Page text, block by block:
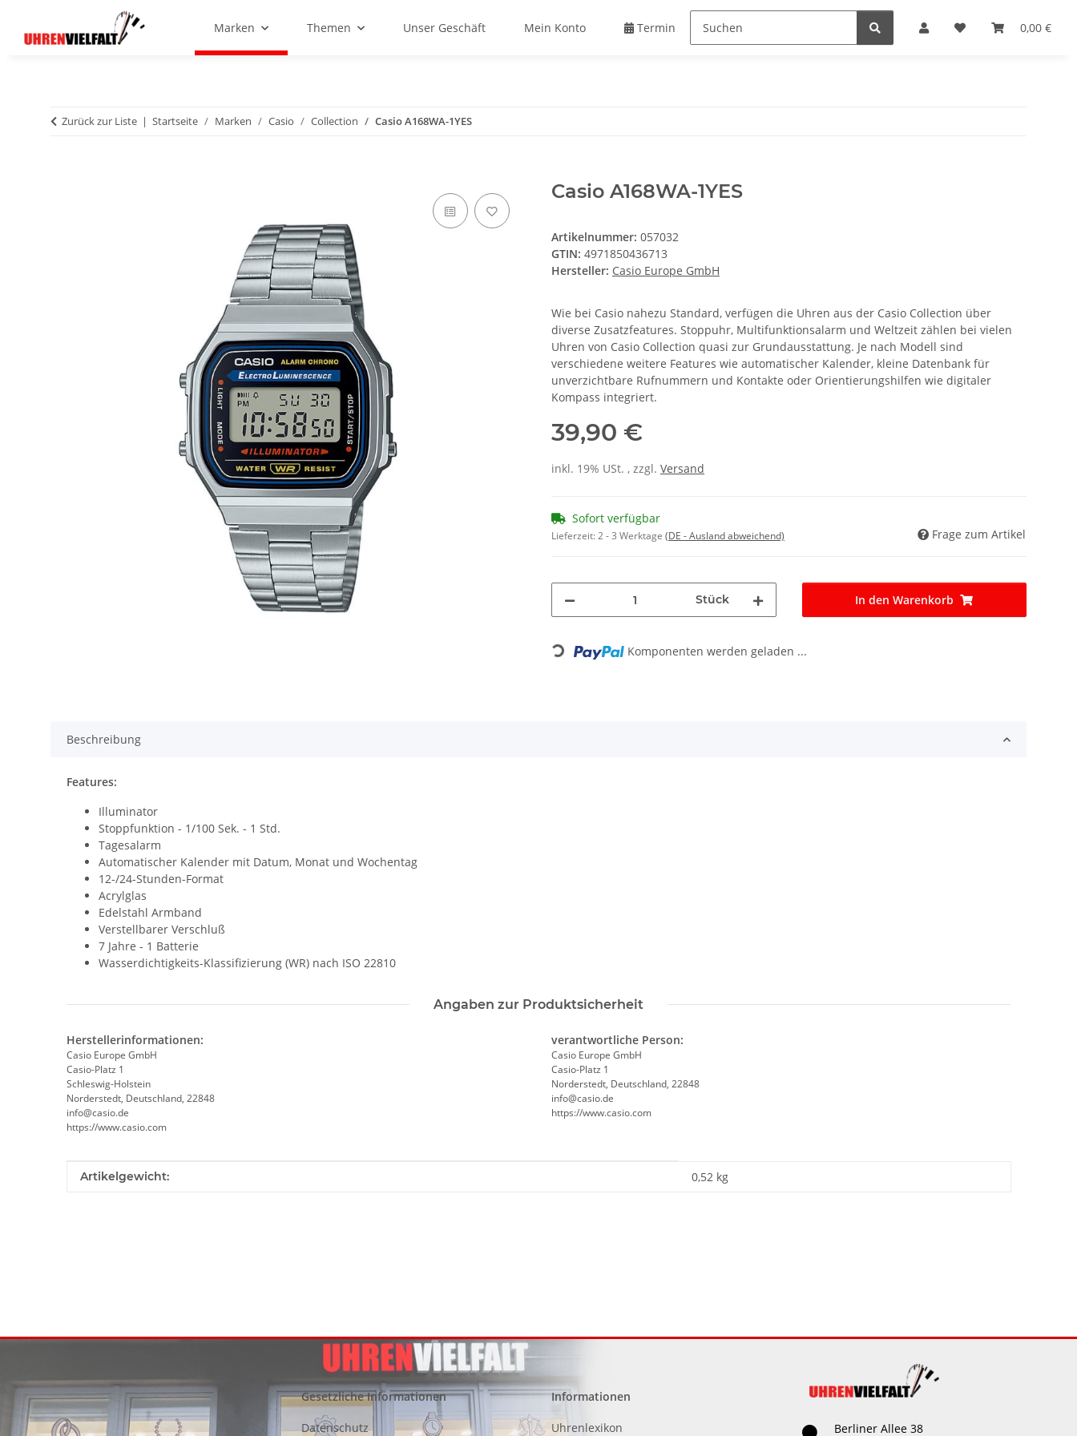
0,00 €
Marken Themen Unser Geschäft Mein Konto Termin buchen
Zurück zur Liste Startseite Marken Casio Collection Casio A168WA-1YES
Casio A168WA-1YES
Artikelnummer: 057032
GTIN: 4971850436713
Hersteller: Casio Europe GmbH
Wie bei Casio nahezu Standard, verfügen die Uhren aus der Casio Collection über
diverse Zusatzfeatures. Stoppuhr, Multifunktionsalarm und Weltzeit zählen bei vielen
Uhren von Casio Collection quasi zur Grundausstattung. Je nach Modell sind
verschiedene weitere Features wie automatischer Kalender, kleine Datenbank für
unverzichtbare Rufnummern und Kontakte oder Orientierungshilfen wie digitaler
Kompass integriert.
39,90 €
inkl. 19% USt. , zzgl. Versand
Sofort verfügbar
Lieferzeit:2 - 3 Werktage (DE - Ausland abweichend) Frage zum Artikel
Stück In den Warenkorb
Loading... Komponenten werden geladen ...
Beschreibung
Features:
Illuminator
Stoppfunktion - 1/100 Sek. - 1 Std.
Tagesalarm
Automatischer Kalender mit Datum, Monat und Wochentag
12-/24-Stunden-Format
Acrylglas
Edelstahl Armband
Verstellbarer Verschluß
7 Jahre - 1 Batterie
Wasserdichtigkeits-Klassifizierung (WR) nach ISO 22810
Angaben zur Produktsicherheit
Herstellerinformationen:
Casio Europe GmbH
Casio-Platz 1
Schleswig-Holstein
Norderstedt, Deutschland, 22848
info@casio.de
https://www.casio.com
verantwortliche Person:
Casio Europe GmbH
Casio-Platz 1
Norderstedt, Deutschland, 22848
info@casio.de
https://www.casio.com
Produkteigenschaft
Wert
Artikelgewicht: 0,52 kg
Gesetzliche Informationen
Datenschutz
Informationen
Uhrenlexikon Berliner Allee 38